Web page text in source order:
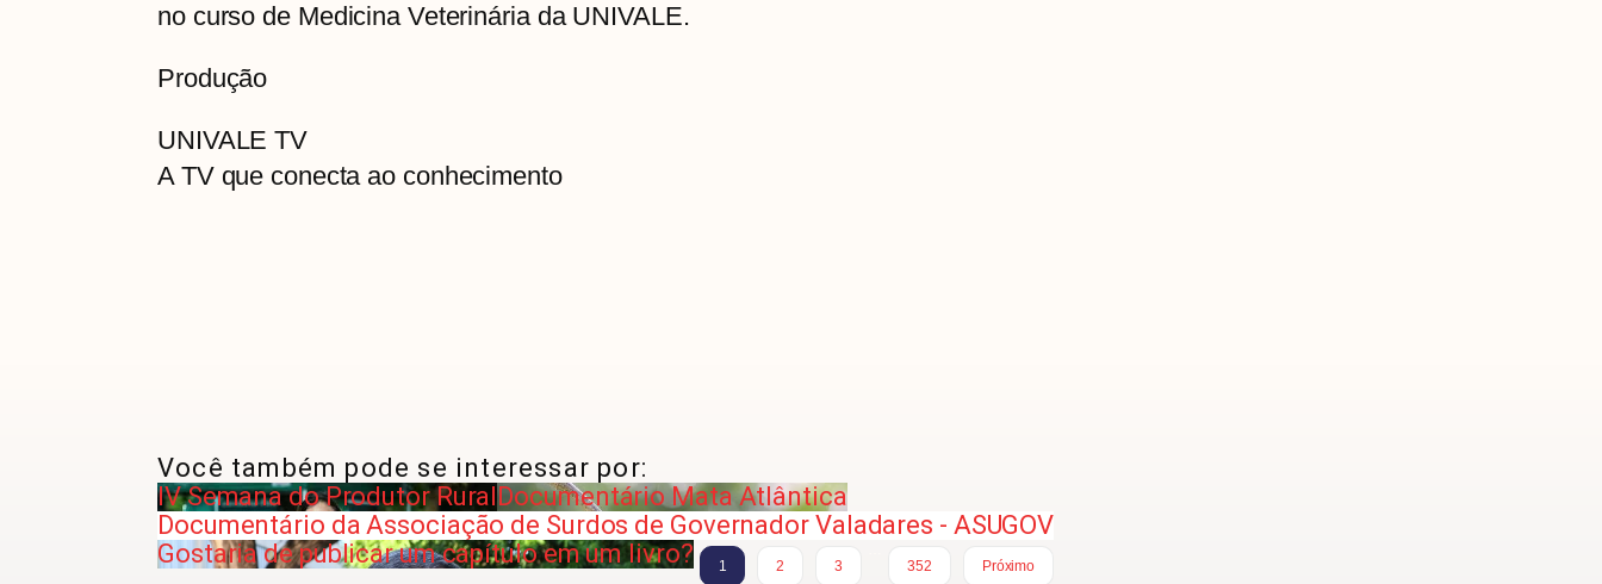
no curso de Medicina Veterinária da UNIVALE.
Produção
UNIVALE TV
A TV que conecta ao conhecimento
Você também pode se interessar por:
IV Semana do Produtor RuralDocumentário Mata Atlântica
Documentário da Associação de Surdos de Governador Valadares - ASUGOV
Gostaria de publicar um capítulo em um livro?
1 2 3
352
Próximo